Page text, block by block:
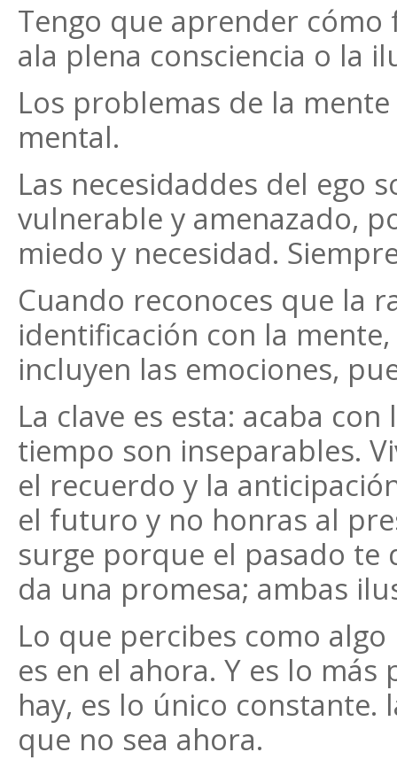
Tengo que aprender
ala plena consciencia o la
Los problemas de la
mental.
Las necesidaddes del ego
vulnerable y amenazado,
miedo y necesidad.
Cuando reconoces que la
identificación con la
incluyen las emociones,
La clave es esta: acaba
tiempo son inseparables.
el recuerdo y la
el futuro y no honras al
surge porque el pasado
da una promesa; ambas
Lo que percibes como
es en el ahora. Y es lo
hay, es lo único constante.
que no sea ahora.